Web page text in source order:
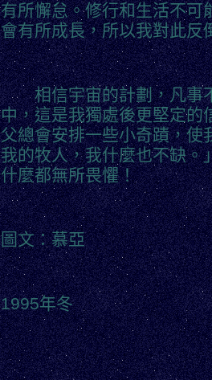
有所懈怠。修行和生活不可
會有所成長，所以我對此反
相信宇宙的計劃，凡事不
中，這是我獨處後更堅定的
父總會安排一些小奇蹟，使
我的牧人，我什麼也不缺。
什麼都無所畏懼！
圖文：慕亞
1995年冬